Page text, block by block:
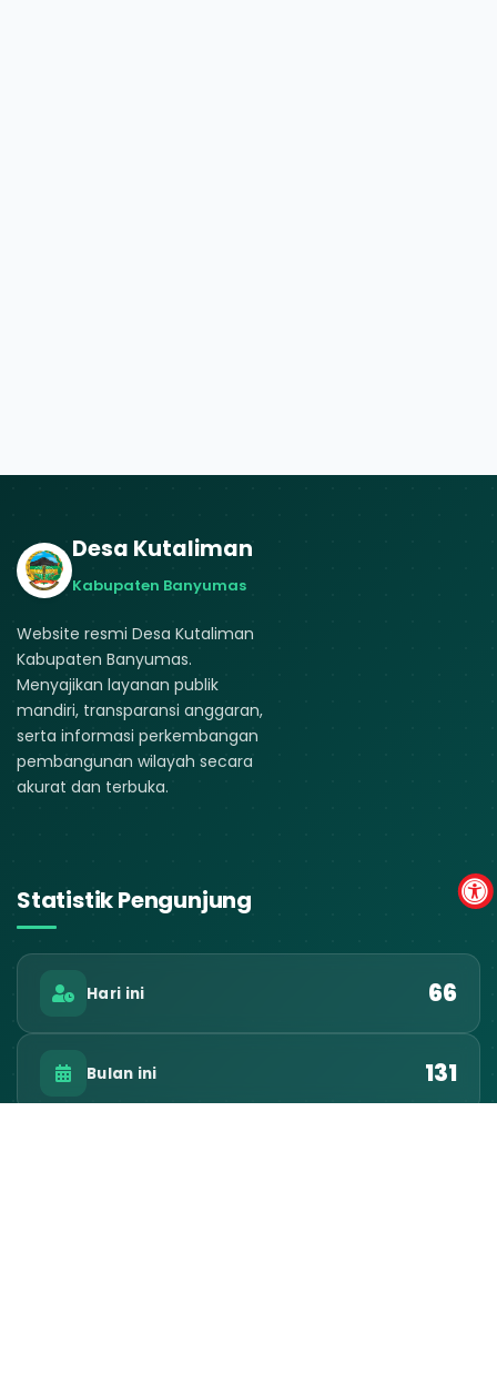
Desa Kutaliman
Kabupaten Banyumas
Website resmi Desa Kutaliman
Kabupaten Banyumas.
Menyajikan layanan publik
mandiri, transparansi anggaran,
serta informasi perkembangan
pembangunan wilayah secara
akurat dan terbuka.
Statistik Pengunjung
Hari ini 66
Bulan ini 131